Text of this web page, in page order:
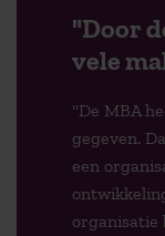
"Door
vele
"De MBA
gegeven.
een
organisatie